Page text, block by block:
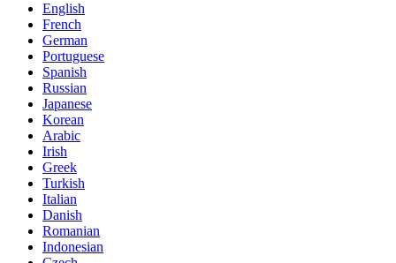
English
French
German
Portuguese
Spanish
Russian
Japanese
Korean
Arabic
Irish
Greek
Turkish
Italian
Danish
Romanian
Indonesian